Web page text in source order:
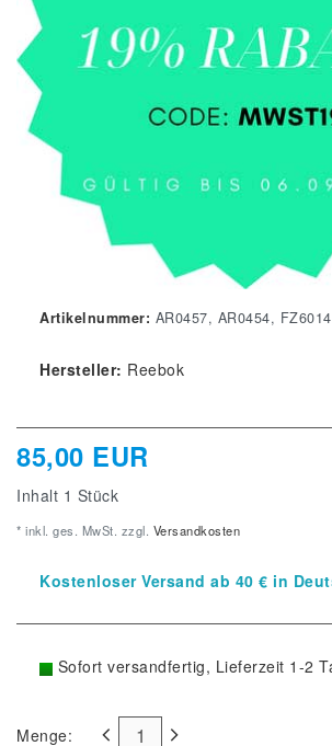
Artikelnummer: AR0457, AR0454,
Hersteller: Reebok
85,00 EUR
Inhalt 1 Stück
* inkl. ges. MwSt. zzgl. Versandkosten
Kostenloser Versand ab 40 € in
Sofort versandfertig, Lieferzeit 1-2
Menge: